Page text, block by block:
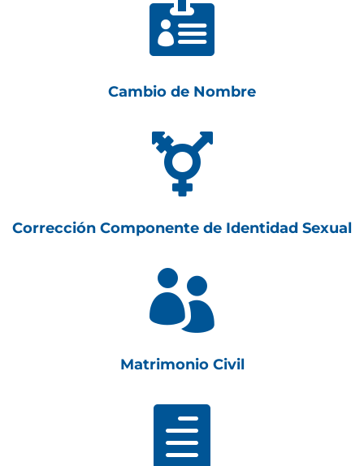

Cambio de Nombre

Corrección Componente de Identidad Sexual

Matrimonio Civil
